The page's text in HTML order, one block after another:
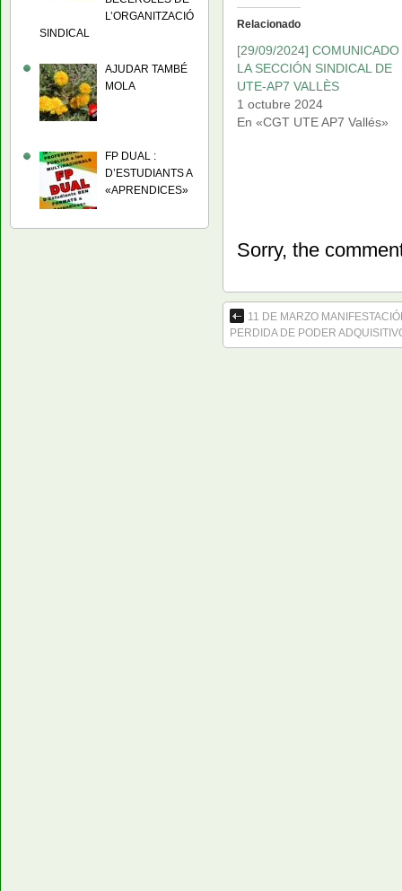
Relacionado
[29/09/2024] COMUNICADO
LA SECCIÓN SINDICAL DE
UTE-AP7 VALLÈS
1 octubre 2024
En «CGT UTE AP7 Vallés»
Sorry, the
11 DE MARZO
PERDIDA DE PODER
L’ORGANITZACIÓ
SINDICAL
AJUDAR TAMBÉ
MOLA
FP DUAL :
D’ESTUDIANTS A
«APRENDICES»